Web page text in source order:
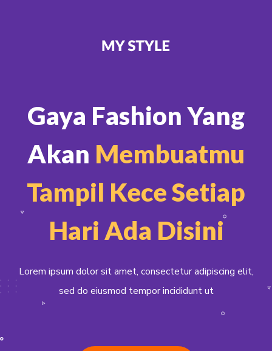
Gaya Fashion Yang
Akan Membuatmu
Tampil Kece Setiap
Hari Ada Disini
Lorem ipsum dolor sit amet, consectetur adipiscing elit,
sed do eiusmod tempor incididunt ut